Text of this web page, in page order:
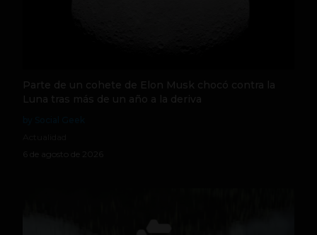
Parte de un cohete de Elon Musk chocó contra la
Luna tras más de un año a la deriva
6 de agosto de 2026